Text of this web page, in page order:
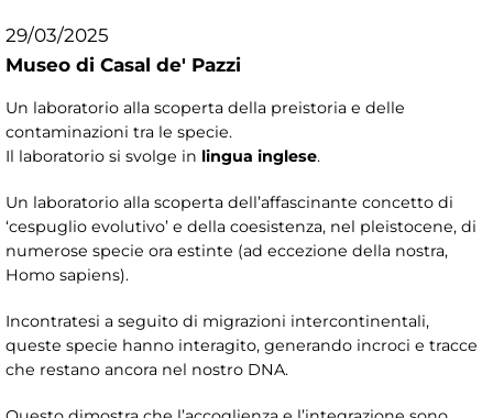
29/03/2025
Museo di Casal de' Pazzi
Un laboratorio alla scoperta della preistoria e delle
contaminazioni tra le specie.
Il laboratorio si svolge in lingua inglese.
Un laboratorio alla scoperta dell’affascinante concetto di
‘cespuglio evolutivo’ e della coesistenza, nel pleistocene, di
numerose specie ora estinte (ad eccezione della nostra,
Homo sapiens).
Incontratesi a seguito di migrazioni intercontinentali,
queste specie hanno interagito, generando incroci e tracce
che restano ancora nel nostro DNA.